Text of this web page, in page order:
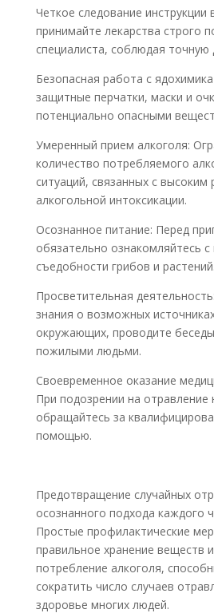
Четкое следование инструкции
принимайте лекарства строго
специалиста, соблюдая точную
Безопасная работа с
защитные перчатки, маски и
потенциально опасными
Умеренный прием алкоголя:
количество потребляемого
ситуаций, связанных с высоким
алкогольной интоксикации.
Осознанное питание: Перед
обязательно ознакомляйтесь
съедобности грибов и растений.
Просветительная
знания о возможных
окружающих, проводите
пожилыми людьми.
Своевременное оказание
При подозрении на отравление
обращайтесь за
помощью.
Предотвращение случайных
осознанного подхода каждого
Простые профилактические
правильное хранение веществ
потребление алкоголя,
сократить число случаев
здоровье многих людей.